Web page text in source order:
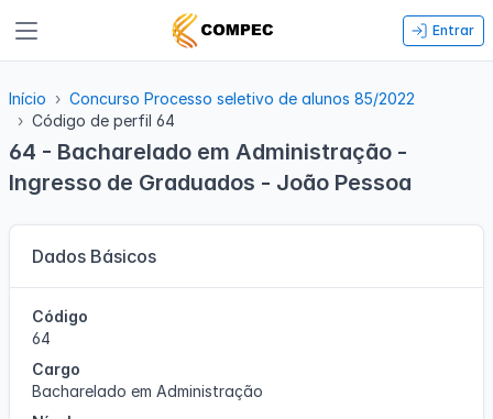
Entrar
Início
Concurso Processo seletivo de alunos 85/2022
Código de perfil 64
64 - Bacharelado em Administração -
Ingresso de Graduados - João Pessoa
Dados Básicos
Código
64
Cargo
Bacharelado em Administração